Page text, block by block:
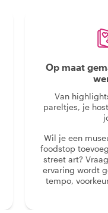
Op maat
Van
pareltjes, je
Wil je een
foodstop
street art?
ervaring wordt
tempo,